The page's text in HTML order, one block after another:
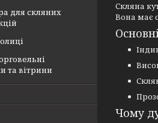
Скляна
Вона має
Чому
для скляних
та вітрини